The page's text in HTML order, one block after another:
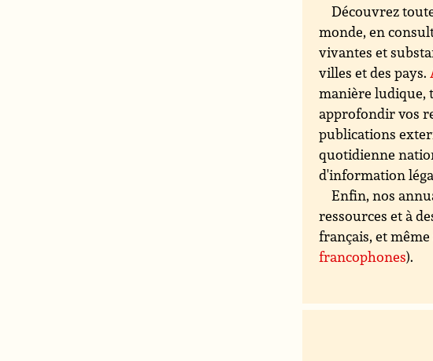
Découvrez
monde, en
vivantes et
villes et des pays.
manière ludique,
approfondir vos
publications
quotidienne
d'information
Enfin, nos
ressources et à
français, et
francophones).